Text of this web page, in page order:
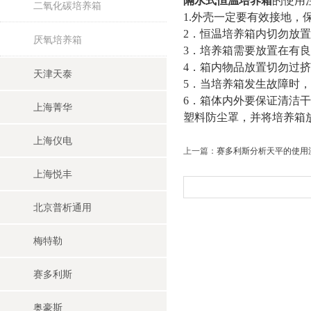
二氧化碳培养箱
厌氧培养箱
天津天泰
上海菁华
上海仪电
上海悦丰
北京普析通用
梅特勒
赛多利斯
奥豪斯
1.外壳一定要有效接地，
2 ．恒温培养箱内切勿放
3 ．培养箱需要放置在有
4 ．箱内物品放置切勿过
5 ．当培养箱发生故障时
6 ．箱体内外要保证清洁
塑料防尘罩，并将培养箱
上一篇： 赛多利斯分析天平的使用